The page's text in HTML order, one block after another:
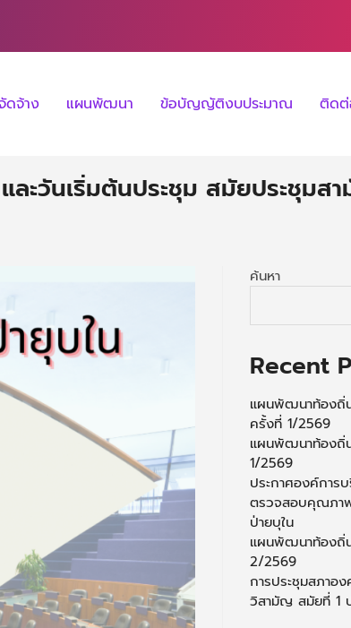
ดจ้าง แผนพัฒนา ข้อบัญญัติงบประมาณ ติดต่
ละวันเริ่มต้นประชุม สมัยประชุมส
ค้นหา
Recent
แผนพัฒนาท้องถิ่
ครั้งที่ 1/2569
แผนพัฒนาท้องถิ่
1/2569
ประกาศองค์การ
ตรวจสอบคุณภาพ
ป่ายบุใน
แผนพัฒนาท้องถิ่
2/2569
การประชุมสภาอ
วิสามัญ สมัยที่ 1